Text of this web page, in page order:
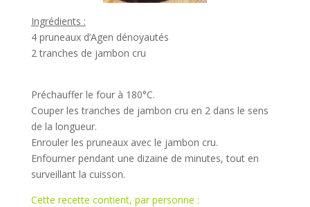
Ingrédients :
4 pruneaux d’Agen dénoyautés
2 tranches de jambon cru
Préchauffer le four à 180°C.
Couper les tranches de jambon cru en 2 dans le sens
de la longueur.
Enrouler les pruneaux avec le jambon cru.
Enfourner pendant une dizaine de minutes, tout en
surveillant la cuisson.
Cette recette contient, par personne :